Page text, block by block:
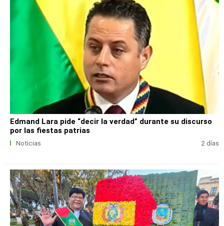
Edmand Lara pide “decir la verdad” durante su discurso
por las fiestas patrias
Noticias 2 días